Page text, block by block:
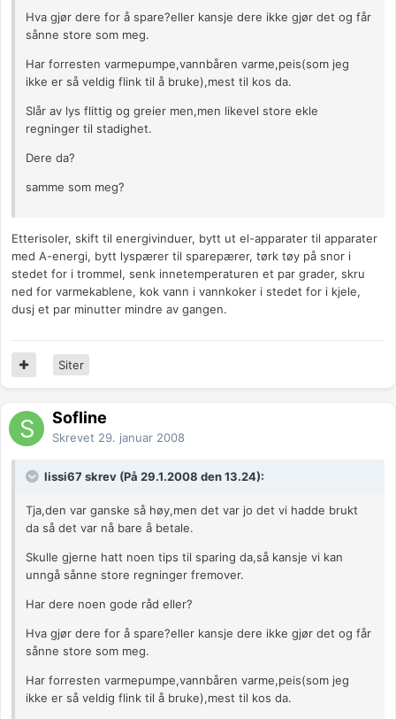
Hva gjør dere for å spare?eller kansje dere ikke gjør det og får
sånne store som meg.
Har forresten varmepumpe,vannbåren varme,peis(som jeg
ikke er så veldig flink til å bruke),mest til kos da.
Slår av lys flittig og greier men,men likevel store ekle
regninger til stadighet.
Dere da?
samme som meg?
Etterisoler, skift til energivinduer, bytt ut el-apparater til apparater
med A-energi, bytt lyspærer til sparepærer, tørk tøy på snor i
stedet for i trommel, senk innetemperaturen et par grader, skru
ned for varmekablene, kok vann i vannkoker i stedet for i kjele,
dusj et par minutter mindre av gangen.
Siter
Sofline
Skrevet 29. januar 2008
lissi67 skrev (På 29.1.2008 den 13.24):
Tja,den var ganske så høy,men det var jo det vi hadde brukt
da så det var nå bare å betale.
Skulle gjerne hatt noen tips til sparing da,så kansje vi kan
unngå sånne store regninger fremover.
Har dere noen gode råd eller?
Hva gjør dere for å spare?eller kansje dere ikke gjør det og får
sånne store som meg.
Har forresten varmepumpe,vannbåren varme,peis(som jeg
ikke er så veldig flink til å bruke),mest til kos da.